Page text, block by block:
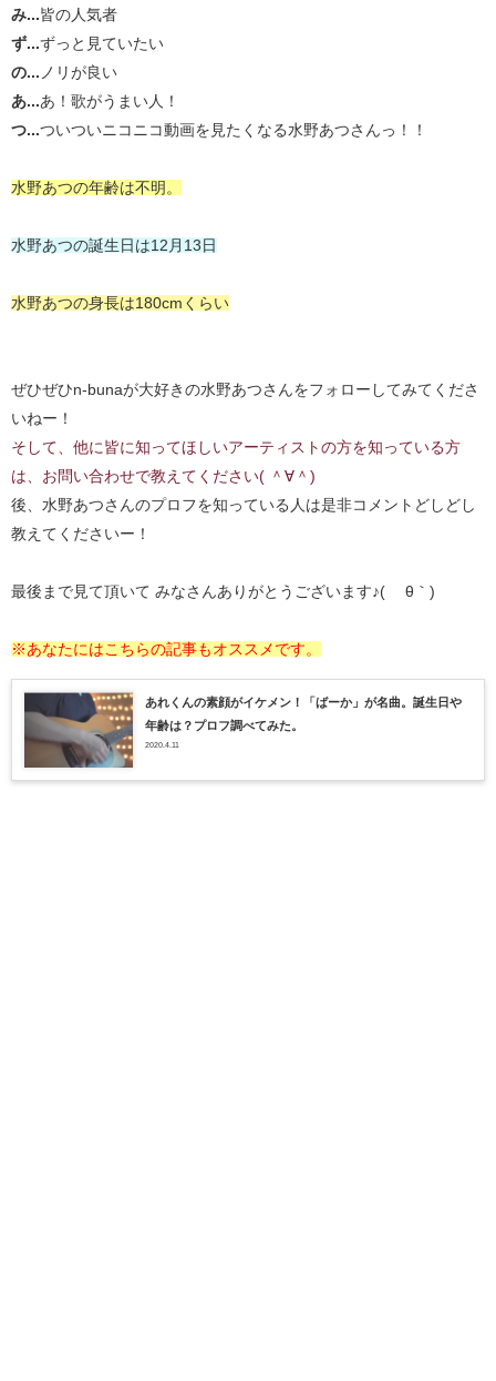
み...皆の人気者
ず...ずっと見ていたい
の... ノリが良い
あ...あ！歌がうまい人！
つ...ついついニコニコ動画を見たくなる水野あつさんっ！！
水野あつの年齢は不明。
水野あつの誕生日は12月13日
水野あつの身長は180cmくらい
ぜひぜひn-bunaが大好きの水野あつさんをフォローしてみてくださ
いねー！
そして、他に皆に知ってほしいアーティストの方を知っている方
は、お問い合わせで教えてください( ＾∀＾)
後、水野あつさんのプロフを知っている人は是非コメントどしどし
教えてくださいー！
最後まで見て頂いて みなさんありがとうございます♪( ´θ｀)
※あなたにはこちらの記事もオススメです。
あれくんの素顔がイケメン！「ばーか」が名曲。誕生日や
年齢は？プロフ調べてみた。
2020.4.11